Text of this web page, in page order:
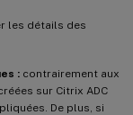
les détails des
: contrairement aux
sur Citrix ADC
De plus, si